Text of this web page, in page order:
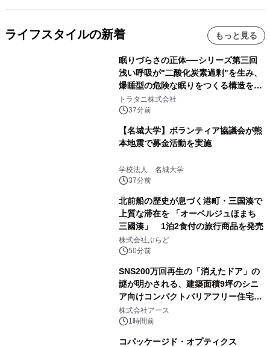
ライフスタイルの新着 もっと見る
眠りづらさの正体──シリーズ第三回
浅い呼吸が"二酸化炭素過剰"を生み、
爆睡型の危険な眠りをつくる構造を解
説
トラタニ株式会社
37分前
【名城大学】ボランティア協議会が熊
本地震で募金活動を実施
学校法人 名城大学
37分前
北前船の歴史が息づく港町・三国湊で
上質な滞在を 「オーベルジュほまち
三國湊」 1泊2食付の旅行商品を発売
株式会社ぷらど
50分前
SNS200万回再生の「消えたドア」の
謎が明かされる、建築面積9坪のシニ
ア向けコンパクトバリアフリー住宅が
誕生
株式会社アース
1時間前
コパッケージド・オプティクス